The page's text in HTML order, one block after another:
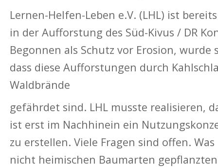
Lernen-Helfen-Leben e.V. (LHL) ist
in der Aufforstung des Süd-Kivus / DR
Begonnen als Schutz vor Erosion, wurde
dass diese Aufforstungen durch
Waldbrände
gefährdet sind. LHL musste realisieren,
ist erst im Nachhinein ein
zu erstellen. Viele Fragen sind offen.
nicht heimischen Baumarten